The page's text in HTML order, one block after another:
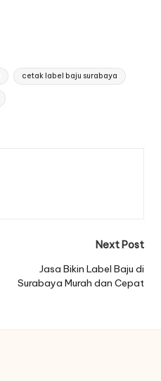
cetak label baju surabaya
Next Post
Jasa Bikin Label Baju di
Surabaya Murah dan Cepat